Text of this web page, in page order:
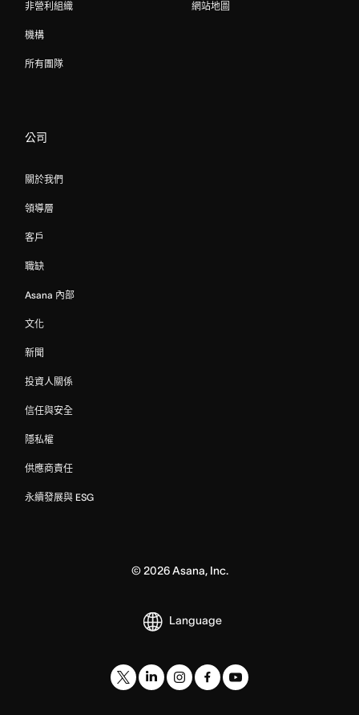
非營利組織
機構
所有團隊
網站地圖
公司
關於我們
領導層
客戶
職缺
Asana 內部
文化
新聞
投資人關係
信任與安全
隱私權
供應商責任
永續發展與 ESG
© 2026Asana, Inc.
Language